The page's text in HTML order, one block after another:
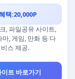
택:20,000P
, 파일공유 사이트,
마, 게임, 만화 등 다
스 제공.
트 바로가기